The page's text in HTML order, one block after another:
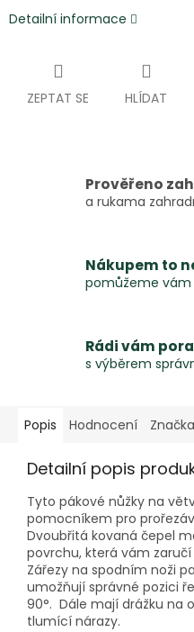
Detailní informace
ZEPTAT SE HLÍDAT
Prověřeno
a rukama
Nákupem to
pomůžeme vám
Rádi vám
s výběrem
Popis Hodnocení Značka
Detailní popis
Tyto pákové nůžky na
pomocníkem pro
Dvoubřitá kovaná čepel
povrchu, která vám
Zářezy na spodním noži
umožňují správné pozici
90°. Dále mají drážku na
tlumící nárazy.